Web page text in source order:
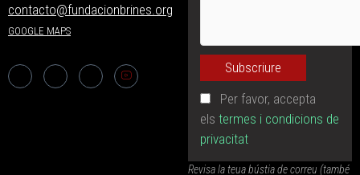
contacto@fundacionbrines.org
GOOGLE MAPS
Per favor, accepta
els termes i condicions de
privacitat
Revisa la teua bústia de correu (també